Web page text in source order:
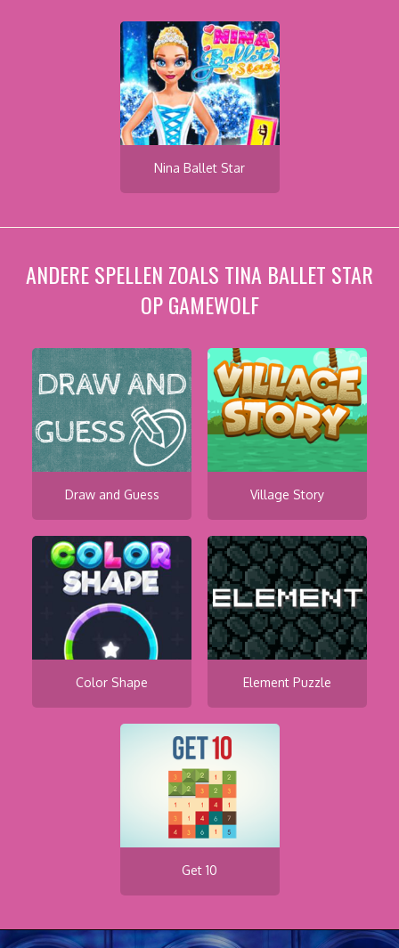
Nina Ballet Star
ANDERE SPELLEN ZOALS TINA BALLET STAR
OP GAMEWOLF
Draw and Guess Village Story
Color Shape Element Puzzle
Get 10